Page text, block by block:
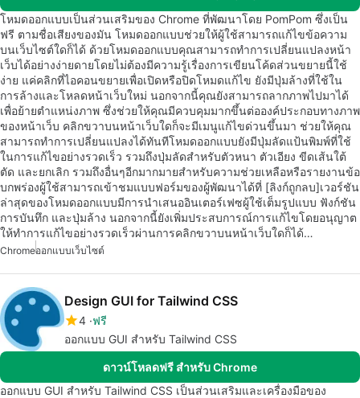
โหมดออกแบบเป็นส่วนเสริมของ Chrome ที่พัฒนาโดย PomPom ซึ่งเป็น
ฟรี ตามชื่อเสียงของมัน โหมดออกแบบช่วยให้ผู้ใช้สามารถแก้ไขข้อความ
บนเว็บไซต์ใดก็ได้ ด้วยโหมดออกแบบคุณสามารถทำการเปลี่ยนแปลงหน้า
เว็บได้อย่างง่ายดายโดยไม่ต้องมีความรู้เรื่องการเขียนโค้ดส่วนขยายนี้ใช้
ง่าย แค่คลิกที่ไอคอนขยายเพื่อเปิดหรือปิดโหมดแก้ไข ยังมีปุ่มล้างที่ใช้ใน
การล้างและโหลดหน้าเว็บใหม่ นอกจากนี้คุณยังสามารถลากภาพไปมาได้
เพื่อย้ายตำแหน่งภาพ ซึ่งช่วยให้คุณมีควบคุมมากขึ้นต่อองค์ประกอบทางภาพ
ของหน้าเว็บ คลิกขวาบนหน้าเว็บใดก็จะมีเมนูแก้ไขด่วนขึ้นมา ช่วยให้คุณ
สามารถทำการเปลี่ยนแปลงได้ทันทีโหมดออกแบบยังมีปุ่มลัดแป้นพิมพ์ที่ใช้
ในการแก้ไขอย่างรวดเร็ว รวมถึงปุ่มลัดสำหรับตัวหนา ตัวเอียง ขีดเส้นใต้
ตัด และยกเลิก รวมถึงอื่นๆอีกมากมายสำหรับความช่วยเหลือหรือรายงานข้อ
บกพร่องผู้ใช้สามารถเข้าชมแบบฟอร์มของผู้พัฒนาได้ที่ [ลิงก์ถูกลบ]เวอร์ชัน
ล่าสุดของโหมดออกแบบมีการนำเสนออินเตอร์เฟซผู้ใช้เต็มรูปแบบ ฟังก์ชัน
การบันทึก และปุ่มล้าง นอกจากนี้ยังเพิ่มประสบการณ์การแก้ไขโดยอนุญาต
ให้ทำการแก้ไขอย่างรวดเร็วผ่านการคลิกขวาบนหน้าเว็บใดก็ได้…
Chromeออกแบบเว็บไซต์
Design GUI for Tailwind CSS
4 ฟรี
ออกแบบ GUI สำหรับ Tailwind CSS
ดาวน์โหลดฟรี สำหรับ Chrome
ออกแบบ GUI สำหรับ Tailwind CSS เป็นส่วนเสริมและเครื่องมือของ